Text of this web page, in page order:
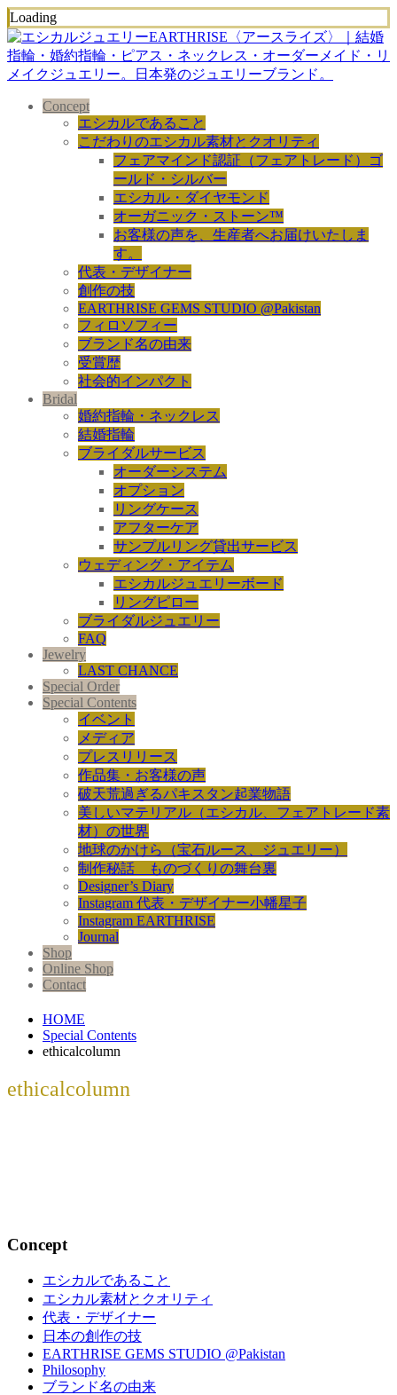
Loading
Concept
エシカルであること
こだわりのエシカル素材とクオリティ
フェアマインド認証（フェアトレード）ゴ
ールド・シルバー
エシカル・ダイヤモンド
オーガニック・ストーン™
お客様の声を、生産者へお届けいたしま
す。
代表・デザイナー
創作の技
EARTHRISE GEMS STUDIO @Pakistan
フィロソフィー
ブランド名の由来
受賞歴
社会的インパクト
Bridal
婚約指輪・ネックレス
結婚指輪
ブライダルサービス
オーダーシステム
オプション
リングケース
アフターケア
サンプルリング貸出サービス
ウェディング・アイテム
エシカルジュエリーボード
リングピロー
ブライダルジュエリー
FAQ
Jewelry
LAST CHANCE
Special Order
Special Contents
イベント
メディア
プレスリリース
作品集・お客様の声
破天荒過ぎるパキスタン起業物語
美しいマテリアル（エシカル、フェアトレード素
材）の世界
地球のかけら（宝石ルース、ジュエリー）
制作秘話 ものづくりの舞台裏
Designer’s Diary
Instagram 代表・デザイナー小幡星子
Instagram EARTHRISE
Journal
Shop
Online Shop
Contact
HOME
Special Contents
ethicalcolumn
ethicalcolumn
Concept
エシカルであること
エシカル素材とクオリティ
代表・デザイナー
日本の創作の技
EARTHRISE GEMS STUDIO @Pakistan
Philosophy
ブランド名の由来